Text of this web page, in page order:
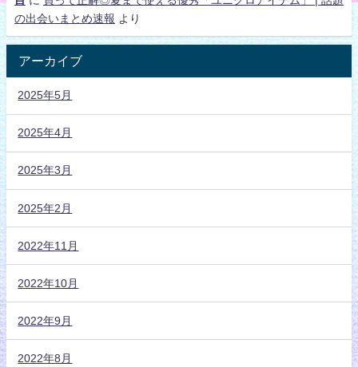
の出会いまとめ速報 より
アーカイブ
2025年5月
2025年4月
2025年3月
2025年2月
2022年11月
2022年10月
2022年9月
2022年8月